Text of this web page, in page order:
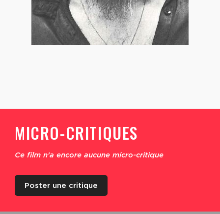
MICRO-CRITIQUES
Ce film n'a encore aucune micro-critique
Poster une critique